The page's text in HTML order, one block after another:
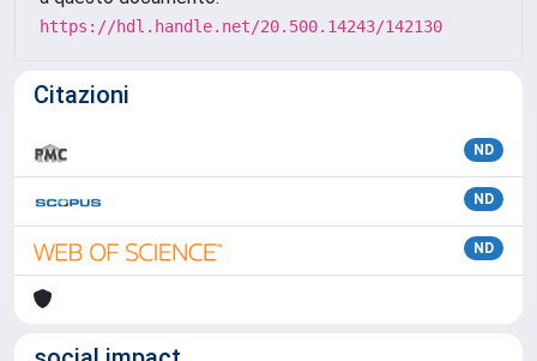
https://hdl.handle.net/20.500.14243/142130
Citazioni
ND
ND
ND